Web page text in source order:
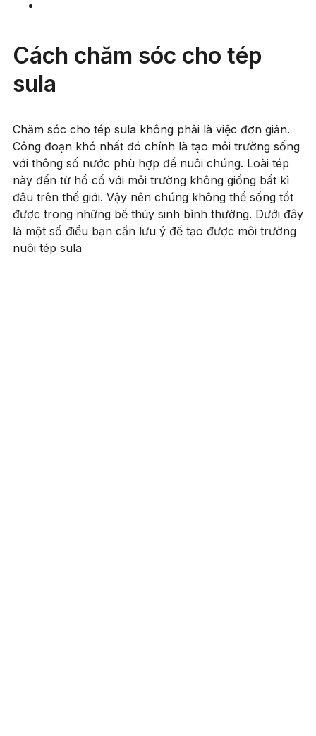
Cách chăm sóc cho tép
sula
Chăm sóc cho tép sula không phải là việc đơn giản.
Công đoạn khó nhất đó chính là tạo môi trường sống
với thông số nước phù hợp để nuôi chúng. Loài tép
này đến từ hồ cổ với môi trường không giống bất kì
đâu trên thế giới. Vậy nên chúng không thể sống tốt
được trong những bể thủy sinh bình thường. Dưới đây
là một số điều bạn cần lưu ý để tạo được môi trường
nuôi tép sula